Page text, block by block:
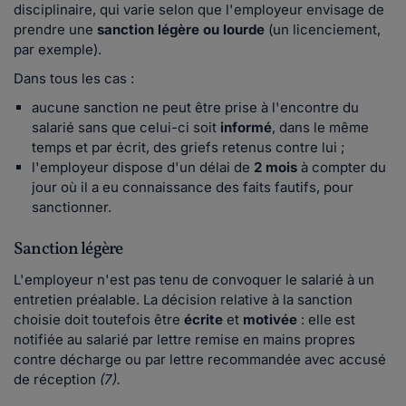
disciplinaire, qui varie selon que l'employeur envisage de
prendre une sanction légère ou lourde (un licenciement,
par exemple).
Dans tous les cas :
aucune sanction ne peut être prise à l'encontre du
salarié sans que celui-ci soit informé, dans le même
temps et par écrit, des griefs retenus contre lui ;
l'employeur dispose d'un délai de 2 mois à compter du
jour où il a eu connaissance des faits fautifs, pour
sanctionner.
Sanction légère
L'employeur n'est pas tenu de convoquer le salarié à un
entretien préalable. La décision relative à la sanction
choisie doit toutefois être écrite et motivée : elle est
notifiée au salarié par lettre remise en mains propres
contre décharge ou par lettre recommandée avec accusé
de réception (7).